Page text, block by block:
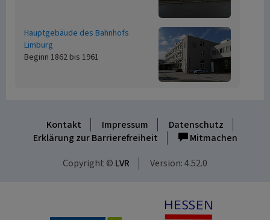
Hauptgebäude des Bahnhofs
Limburg
Beginn 1862 bis 1961
Kontakt Impressum
Datenschutz
Erklärung zur Barrierefreiheit
Mitmachen
Copyright © LVR Version: 4.52.0